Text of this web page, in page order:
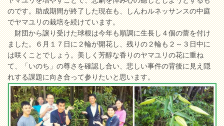
のです。助成期間が終了した現在も、しんわルネッサンスの中庭
でヤマユリの栽培を続けています。
財団から譲り受けた球根は今年も順調に生長し４個の蕾を付け
ました。６月１７日に２輪が開花し、残りの２輪も２～３日中に
は咲くことでしょう。美しく芳醇な香りのヤマユリの花に重ね
て、「いのち」の尊さを確認し合い、悲しい事件の背後に見え隠
れする課題に向き合って参りたいと思います。